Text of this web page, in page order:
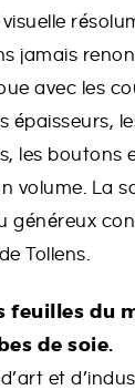
jamais
avec les
épaisseurs,
les boutons
volume. La
généreux
Tollens.
feuilles du
de soie.
et